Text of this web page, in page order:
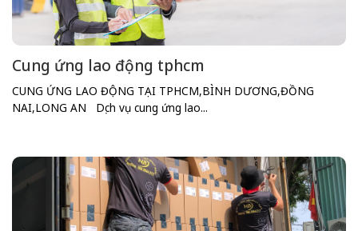
Cung ứng lao động tphcm
CUNG ỨNG LAO ĐỘNG TẠI TPHCM,BÌNH DƯƠNG,ĐỒNG
NAI,LONG AN Dịch vụ cung ứng lao...